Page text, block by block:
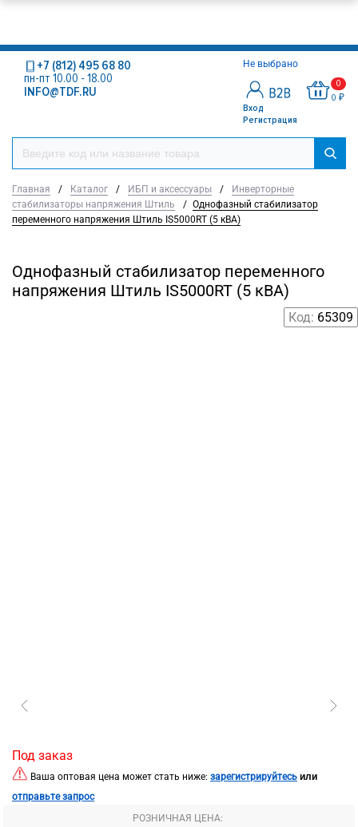
Не выбрано
Вход
Регистрация
0
0 ₽
+7 (812) 495 68 80
пн-пт 10.00 - 18.00
INFO@TDF.RU
Главная / Каталог / ИБП и аксессуары /
Инверторные
стабилизаторы напряжения Штиль
/ Однофазный стабилизатор
переменного напряжения Штиль IS5000RT (5 кВА)
Однофазный стабилизатор переменного
напряжения Штиль IS5000RT (5 кВА)
Код: 65309
Под заказ
Ваша оптовая цена может стать ниже: зарегистрируйтесь или
отправьте запрос
РОЗНИЧНАЯ ЦЕНА: